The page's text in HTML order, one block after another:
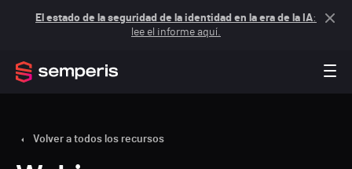
El estado de la seguridad de la identidad en la era de la IA:
lee el informe aquí.
Volver a todos los recursos